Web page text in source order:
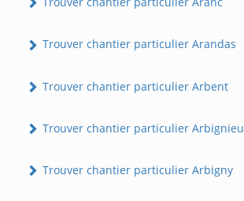
Trouver chantier particulier Arandas
Trouver chantier particulier Arbent
Trouver chantier particulier Arbignieu
Trouver chantier particulier Arbigny